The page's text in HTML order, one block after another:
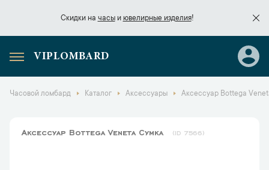
Скидки на часыи ювелирные изделия!
Скидки начасы
VIPLOMBARD
Часовой ломбард Каталог Аксессуары Аксессуар Bottega
Аксессуар Bottega Veneta Сумка 7566